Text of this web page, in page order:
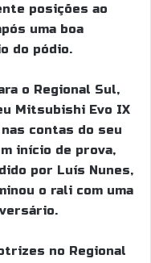
posições ao
uma boa
do pódio.
o Regional Sul,
Mitsubishi Evo IX
contas do seu
início de prova,
por Luís Nunes,
o rali com uma
no Regional